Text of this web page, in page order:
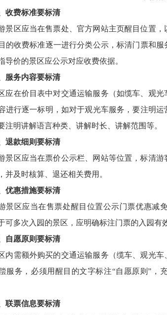
收费标准要标清
景区应当在售票处、官方网站主页醒目位置
的收费标准逐一进行分类公示，标清门票和
导价的景区应公示对应收费依据。
服务内容要标清
应在价目表中对交通运输服务（如缆车、观
进行逐一标明，如对于观光车服务，要注明
注明讲解语言种类、讲解时长、讲解范围等。
退款细则要标清
景区应当在票价公示栏、网站等位置，标清
并及时核算、退还相关费用。
优惠措施要标清
景区应当在售票处醒目位置公示门票优惠减
可多次入园的景区，应明确标注门票的入园有
自愿原则要标清
内需额外购买的交通运输服务（缆车、观光
服务，必须用醒目的文字标注“自愿原则”，
联票信息要标清